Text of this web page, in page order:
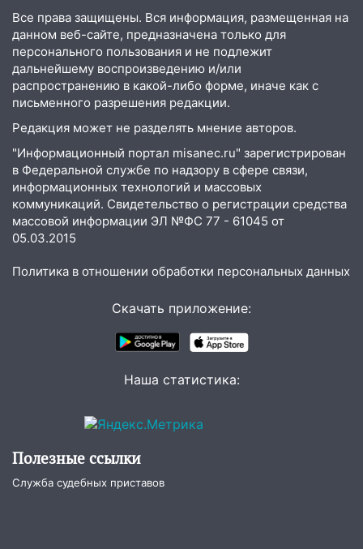
09:41 Диана Шурыгина уверовала в
Бога в СИЗО
09:35 В Ульяновске директора фирмы
будут судить за неуплату налогов на 48
млн рублей
08:22
Подросток на питбайке сбил
велосипедистку: пострадали двое
07:20 Жара возвращается: ожидается
знойный и сухой четверг
06:00
Под Ульяновском при развороте
пострадал 38-летний водитель
второй мужчина в мире сталкиваются с
алопецией»: врач рассказал, чем может
быть вызвано облысение и как с этим
принесет прилив творческой энергии и
отличные шансы исправить старые
Все права защищены. Вся информация, размещенная на
данном веб-сайте, предназначена только для
персонального пользования и не подлежит
дальнейшему воспроизведению и/или
распространению в какой-либо форме, иначе как с
письменного разрешения редакции.
Редакция может не разделять мнение авторов.
"Информационный портал misanec.ru" зарегистрирован
в Федеральной службе по надзору в сфере связи,
информационных технологий и массовых
коммуникаций. Свидетельство о регистрации средства
массовой информации ЭЛ №ФС 77 - 61045 от
05.03.2015
Политика в отношении обработки персональных данных
Скачать приложение:
Наша статистика:
Полезные ссылки
Служба судебных приставов